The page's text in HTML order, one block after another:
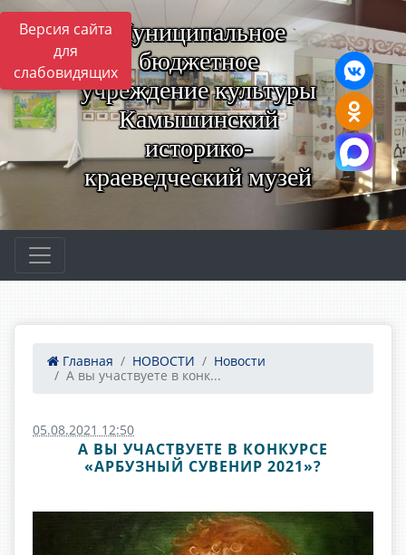
Версия сайта
для
слабовидящих
Муниципальное
бюджетное
учреждение культуры
Камышинский
историко-
краеведческий музей
Главная НОВОСТИ
Новости
А вы участвуете в конк...
05.08.2021 12:50
А ВЫ УЧАСТВУЕТЕ В КОНКУРСЕ
«АРБУЗНЫЙ СУВЕНИР 2021»?